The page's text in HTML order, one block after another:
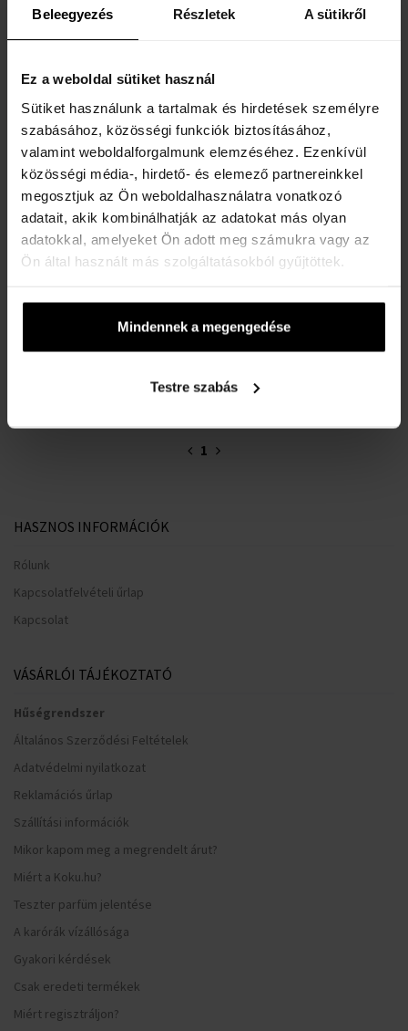
Beleegyezés Részletek A sütikről
Ez a weboldal sütiket használ
Sütiket használunk a tartalmak és hirdetések személyre
szabásához, közösségi funkciók biztosításához,
valamint weboldalforgalmunk elemzéséhez. Ezenkívül
közösségi média-, hirdető- és elemező partnereinkkel
megosztjuk az Ön weboldalhasználatra vonatkozó
adatait, akik kombinálhatják az adatokat más olyan
adatokkal, amelyeket Ön adott meg számukra vagy az
Ön által használt más szolgáltatásokból gyűjtöttek.
Mindennek a megengedése
Testre szabás
Elküldjük 12.08. Elküldjük 12.08.
Ingyenes kiszállítás
FESTINA 20563/1 - Férfi
karóra
Karórák - Férfi
Elküldjük 12.08.
113620 Ft
Ingyenes kiszállítás
FESTINA 20678/5 - Férfi
karóra
Karórák - Férfi
Elküldjük 13.08.
42910 Ft
1
HASZNOS INFORMÁCIÓK
Rólunk
Kapcsolatfelvételi űrlap
Kapcsolat
VÁSÁRLÓI TÁJÉKOZTATÓ
Hűségrendszer
Általános Szerződési Feltételek
Adatvédelmi nyilatkozat
Reklamációs űrlap
Szállítási információk
Mikor kapom meg a megrendelt árut?
Miért a Koku.hu?
Teszter parfüm jelentése
A karórák vízállósága
Gyakori kérdések
Csak eredeti termékek
Miért regisztráljon?